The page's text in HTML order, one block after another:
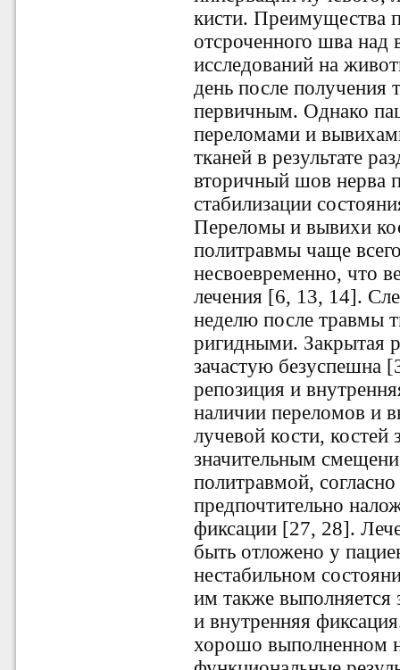
кисти. Преимущества
отсроченного шва
исследований на
день после получения
первичным. Однако
переломами и
тканей в результате
вторичный шов нерва
стабилизации
Переломы и вывихи
политравмы чаще
несвоевременно, что
лечения [6, 13, 14].
неделю после травмы
ригидными. Закрытая
зачастую безуспешна
репозиция и
наличии переломов и
лучевой кости, костей
значительным
политравмой,
предпочтительно
фиксации [27, 28].
быть отложено у
нестабильном
им также выполняется
и внутренняя
хорошо выполненном